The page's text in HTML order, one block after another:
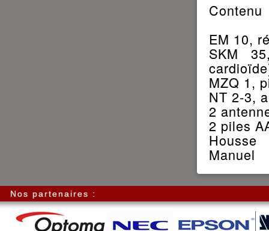
Contenu
EM 10,
SKM
MZQ 1,
NT 2-3,
2
2 piles
Housse
Manuel
Nos partenaires :